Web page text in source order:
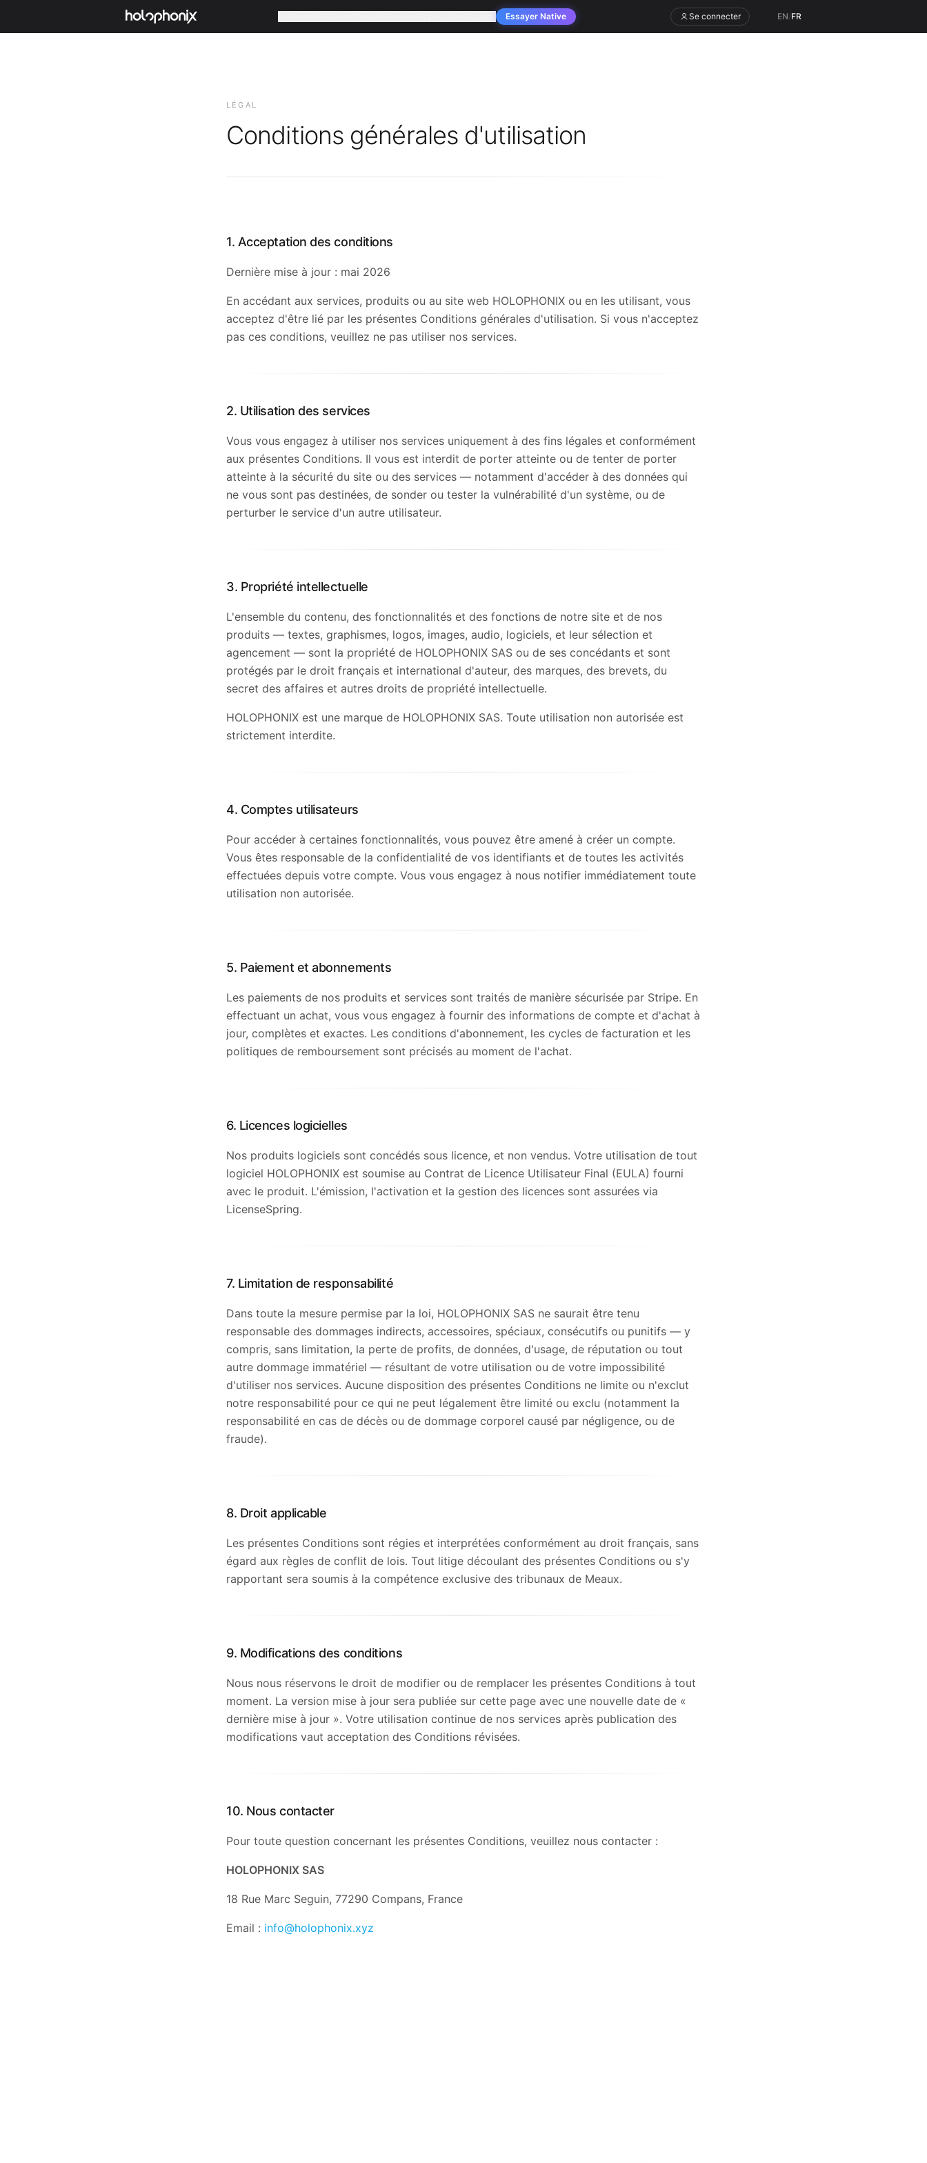
Essayer Native Se connecter EN/FR
LÉGAL
Conditions générales d'utilisation
1. Acceptation des conditions
Dernière mise à jour : mai 2026
En accédant aux services, produits ou au site web HOLOPHONIX ou en les utilisant, vous
acceptez d'être lié par les présentes Conditions générales d'utilisation. Si vous n'acceptez
pas ces conditions, veuillez ne pas utiliser nos services.
2. Utilisation des services
Vous vous engagez à utiliser nos services uniquement à des fins légales et conformément
aux présentes Conditions. Il vous est interdit de porter atteinte ou de tenter de porter
atteinte à la sécurité du site ou des services — notamment d'accéder à des données qui
ne vous sont pas destinées, de sonder ou tester la vulnérabilité d'un système, ou de
perturber le service d'un autre utilisateur.
3. Propriété intellectuelle
L'ensemble du contenu, des fonctionnalités et des fonctions de notre site et de nos
produits — textes, graphismes, logos, images, audio, logiciels, et leur sélection et
agencement — sont la propriété de HOLOPHONIX SAS ou de ses concédants et sont
protégés par le droit français et international d'auteur, des marques, des brevets, du
secret des affaires et autres droits de propriété intellectuelle.
HOLOPHONIX est une marque de HOLOPHONIX SAS. Toute utilisation non autorisée est
strictement interdite.
4. Comptes utilisateurs
Pour accéder à certaines fonctionnalités, vous pouvez être amené à créer un compte.
Vous êtes responsable de la confidentialité de vos identifiants et de toutes les activités
effectuées depuis votre compte. Vous vous engagez à nous notifier immédiatement toute
utilisation non autorisée.
5. Paiement et abonnements
Les paiements de nos produits et services sont traités de manière sécurisée par Stripe. En
effectuant un achat, vous vous engagez à fournir des informations de compte et d'achat à
jour, complètes et exactes. Les conditions d'abonnement, les cycles de facturation et les
politiques de remboursement sont précisés au moment de l'achat.
6. Licences logicielles
Nos produits logiciels sont concédés sous licence, et non vendus. Votre utilisation de tout
logiciel HOLOPHONIX est soumise au Contrat de Licence Utilisateur Final (EULA) fourni
avec le produit. L'émission, l'activation et la gestion des licences sont assurées via
LicenseSpring.
7. Limitation de responsabilité
Dans toute la mesure permise par la loi, HOLOPHONIX SAS ne saurait être tenu
responsable des dommages indirects, accessoires, spéciaux, consécutifs ou punitifs — y
compris, sans limitation, la perte de profits, de données, d'usage, de réputation ou tout
autre dommage immatériel — résultant de votre utilisation ou de votre impossibilité
d'utiliser nos services. Aucune disposition des présentes Conditions ne limite ou n'exclut
notre responsabilité pour ce qui ne peut légalement être limité ou exclu (notamment la
responsabilité en cas de décès ou de dommage corporel causé par négligence, ou de
fraude).
8. Droit applicable
Les présentes Conditions sont régies et interprétées conformément au droit français, sans
égard aux règles de conflit de lois. Tout litige découlant des présentes Conditions ou s'y
rapportant sera soumis à la compétence exclusive des tribunaux de Meaux.
9. Modifications des conditions
Nous nous réservons le droit de modifier ou de remplacer les présentes Conditions à tout
moment. La version mise à jour sera publiée sur cette page avec une nouvelle date de «
dernière mise à jour ». Votre utilisation continue de nos services après publication des
modifications vaut acceptation des Conditions révisées.
10. Nous contacter
Pour toute question concernant les présentes Conditions, veuillez nous contacter :
HOLOPHONIX SAS
18 Rue Marc Seguin, 77290 Compans, France
Email : info@holophonix.xyz